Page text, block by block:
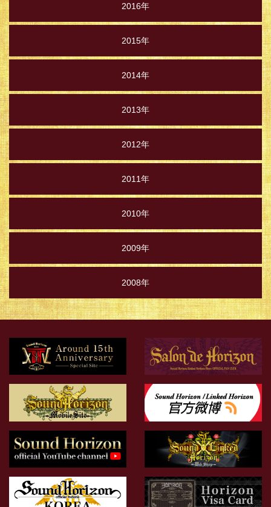
2016年
2015年
2014年
2013年
2012年
2011年
2010年
2009年
2008年